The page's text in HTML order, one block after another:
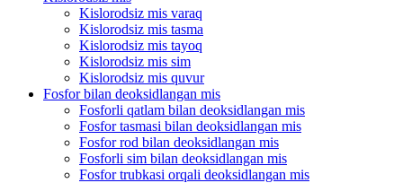
Kislorodsiz mis varaq
Kislorodsiz mis tasma
Kislorodsiz mis tayoq
Kislorodsiz mis sim
Kislorodsiz mis quvur
Fosfor bilan deoksidlangan mis
Fosforli qatlam bilan deoksidlangan mis
Fosfor tasmasi bilan deoksidlangan mis
Fosfor rod bilan deoksidlangan mis
Fosforli sim bilan deoksidlangan mis
Fosfor trubkasi orqali deoksidlangan mis